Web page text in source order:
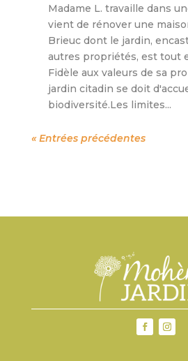
Madame L. travaille dans
vient de rénover une
Brieuc dont le jardin,
autres propriétés, est tout
Fidèle aux valeurs de sa
jardin citadin se doit
biodiversité.Les limites...
« Entrées précédentes